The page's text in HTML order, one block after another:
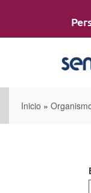
Inicio »